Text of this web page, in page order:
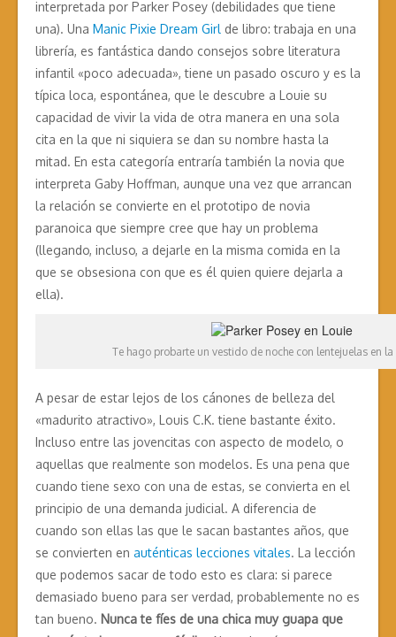
interpretada por Parker Posey (debilidades que tiene
una). Una Manic Pixie Dream Girl de libro: trabaja en una
librería, es fantástica dando consejos sobre literatura
infantil «poco adecuada», tiene un pasado oscuro y es la
típica loca, espontánea, que le descubre a Louie su
capacidad de vivir la vida de otra manera en una sola
cita en la que ni siquiera se dan su nombre hasta la
mitad. En esta categoría entraría también la novia que
interpreta Gaby Hoffman, aunque una vez que arrancan
la relación se convierte en el prototipo de novia
paranoica que siempre cree que hay un problema
(llegando, incluso, a dejarle en la misma comida en la
que se obsesiona con que es él quien quiere dejarla a
ella).
Te hago probarte un vestido de noche con lentejuelas en
A pesar de estar lejos de los cánones de belleza del
«madurito atractivo», Louis C.K. tiene bastante éxito.
Incluso entre las jovencitas con aspecto de modelo, o
aquellas que realmente son modelos. Es una pena que
cuando tiene sexo con una de estas, se convierta en el
principio de una demanda judicial. A diferencia de
cuando son ellas las que le sacan bastantes años, que
se convierten en auténticas lecciones vitales. La lección
que podemos sacar de todo esto es clara: si parece
demasiado bueno para ser verdad, probablemente no es
tan bueno. Nunca te fíes de una chica muy guapa que